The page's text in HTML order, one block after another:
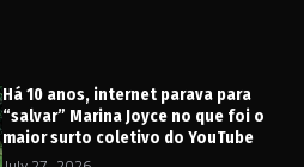
Há 10 anos, internet parava para
“salvar” Marina Joyce no que foi o
maior surto coletivo do YouTube